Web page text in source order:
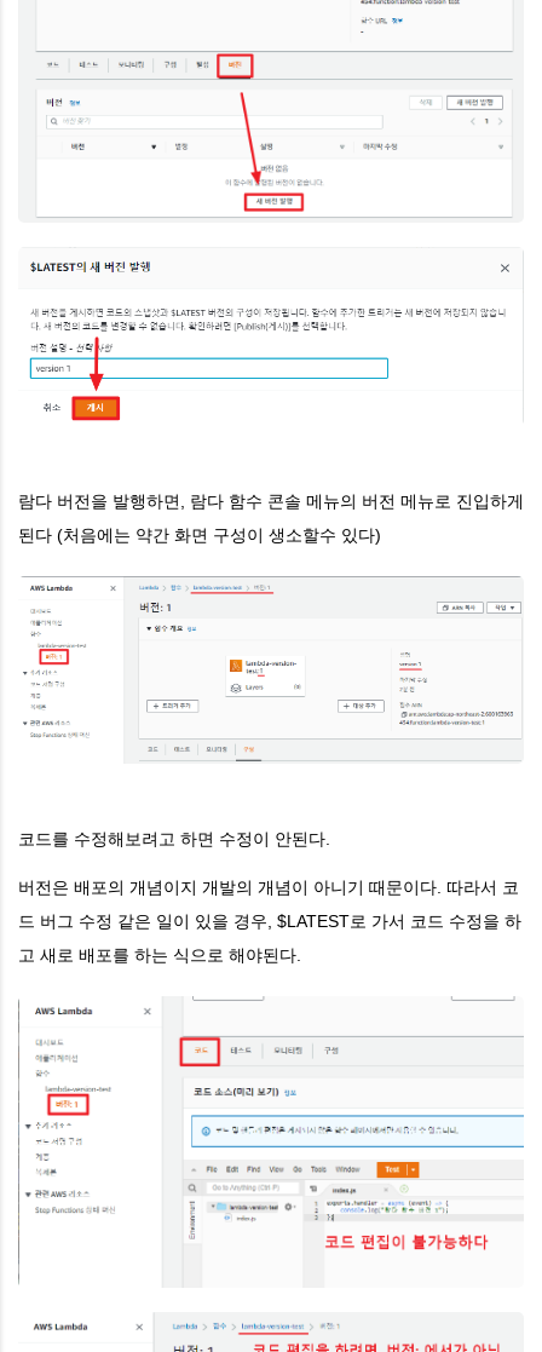
람다 버전을 발행하면, 람다 함수 콘솔 메뉴의 버전 메뉴로 진입하게
된다 (처음에는 약간 화면 구성이 생소할수 있다)
코드를 수정해보려고 하면 수정이 안된다.
버전은 배포의 개념이지 개발의 개념이 아니기 때문이다. 따라서 코
드 버그 수정 같은 일이 있을 경우, $LATEST로 가서 코드 수정을 하
고 새로 배포를 하는 식으로 해야된다.